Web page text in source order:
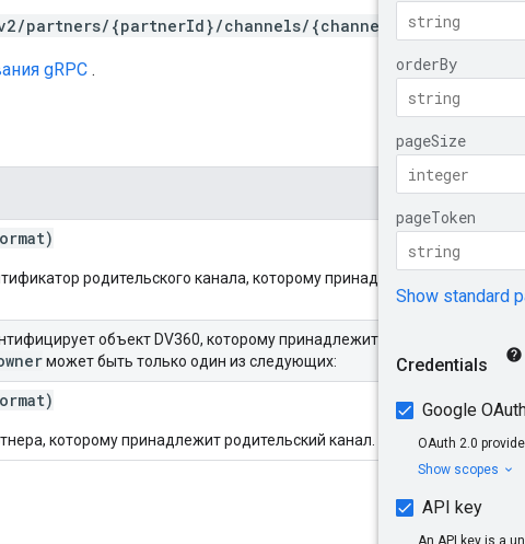
partners/{partnerId}/channels/{channelId}/sites
gRPC .
родительского канала, которому принадлежат запрошенные
объект DV360, которому принадлежит родительский канал.
может быть только один из следующих:
которому принадлежит родительский канал.